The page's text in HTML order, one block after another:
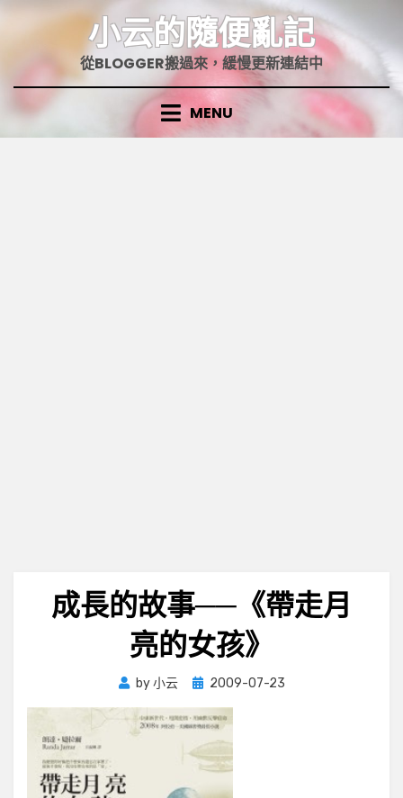
小云的隨便亂記
從BLOGGER搬過來，緩慢更新連結中
MENU
成長的故事──《帶走月
亮的女孩》
by小云
Posted
2009-07-23